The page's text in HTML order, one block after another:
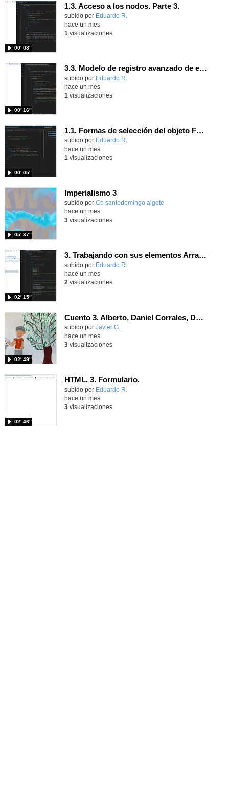
1.3. Acceso a los nodos. Parte 3.
Contenido educativo.
subido por Eduardo R.
00′ 08″
hace un mes
1 visualizaciones
3.3. Modelo de registro avanzado de eventos según W3C 3.
Contenido educativo.
subido por Eduardo R.
00′ 16″
hace un mes
1 visualizaciones
1.1. Formas de selección del objeto Form 3
Contenido educativo.
subido por Eduardo R.
00′ 05″
hace un mes
1 visualizaciones
Imperialismo 3
Contenido educativo.
subido por Cp santodomingo algete
05′ 37″
hace un mes
3visualizaciones
3. Trabajando con sus elementos Array JavaScripts
Contenido educativo.
subido por Eduardo R.
02′ 15″
hace un mes
2 visualizaciones
Cuento 3. Alberto, Daniel Corrales, Daniel Valdés, Luca y Aldric.
Contenido educativo.
subido por Javier G.
02′ 49″
hace un mes
3visualizaciones
HTML. 3. Formulario.
Contenido educativo.
subido por Eduardo R.
02′ 46″
hace un mes
3visualizaciones